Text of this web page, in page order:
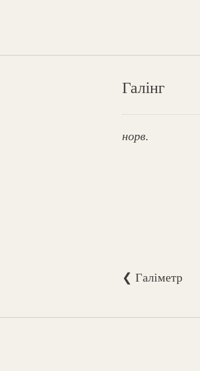
Галінг
норв.
❮ Галіметр